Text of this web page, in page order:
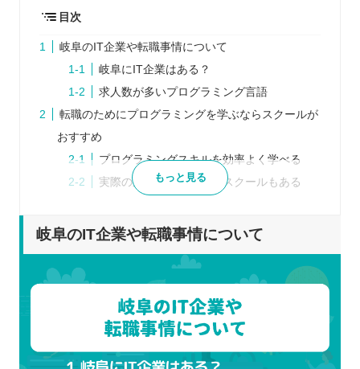
目次
岐阜のIT企業や転職事情について
岐阜にIT企業はある？
求人数が多いプログラミング言語
転職のためにプログラミングを学ぶならスクールが
おすすめ
プログラミングスキルを効率よく学べる
実際の業務を経験できるスクールもある
岐阜で転職に強いプログラミングスクールを探す時
目的に合っているスクールであるか
最新のスキルや情報に詳しい講師がいるか
ポートフォリオの作成や転職支援を行って
いるか
もっと見る
岐阜のIT企業や転職事情について